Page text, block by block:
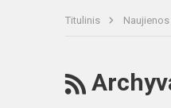
Titulinis Naujienos
RSS